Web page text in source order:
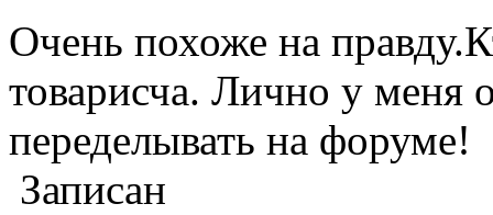
Очень похоже на
товарисча. Лично у меня
переделывать на форуме!
Записан